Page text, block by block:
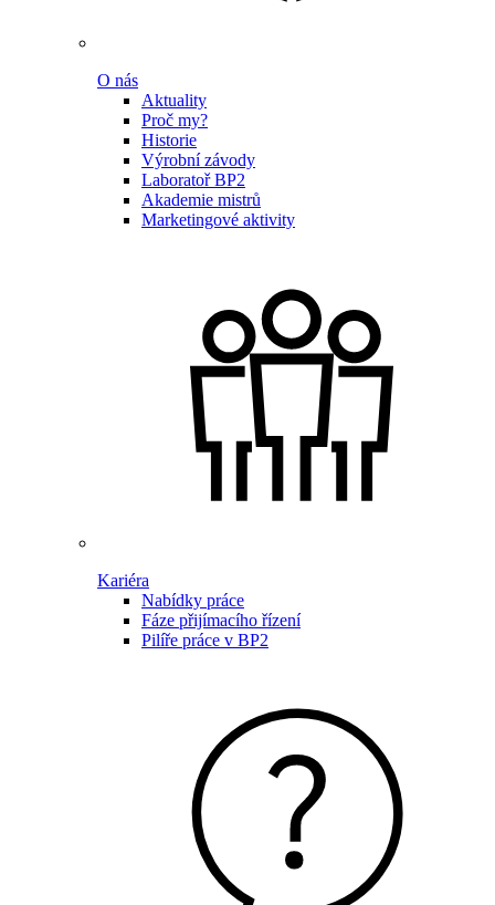
O nás
Aktuality
Proč my?
Historie
Výrobní závody
Laboratoř BP2
Akademie mistrů
Marketingové aktivity
Kariéra
Nabídky práce
Fáze přijímacího řízení
Pilíře práce v BP2